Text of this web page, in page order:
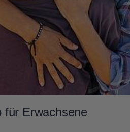
für Erwachsene